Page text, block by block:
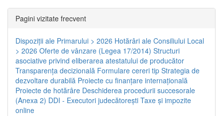
Pagini vizitate frecvent
Dispoziţii ale Primarului > 2026 Hotărâri ale Consiliului Local
> 2026 Oferte de vânzare (Legea 17/2014) Structuri
asociative privind eliberarea atestatului de producător
Transparenţa decizională Formulare cereri tip Strategia de
dezvoltare durabilă Proiecte cu finanţare internaţională
Proiecte de hotărâre Deschiderea procedurii succesorale
(Anexa 2) DDI - Executori judecătorești Taxe şi impozite
online